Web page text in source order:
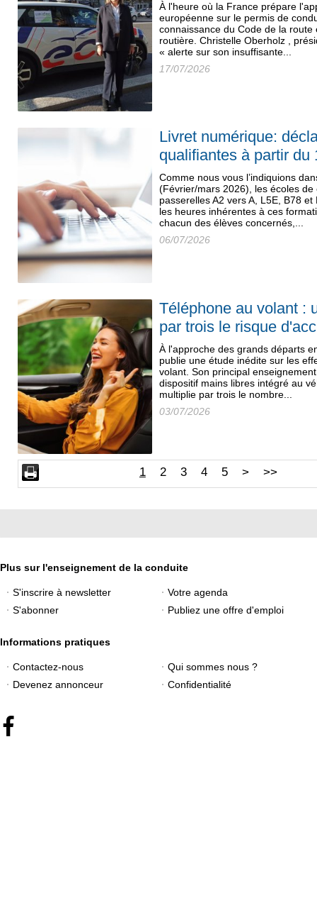
À l'heure où la France prépare
européenne sur le permis de
connaissance du Code de la
routière. Christelle Oberholz ,
« alerte sur son insuffisante...
17/07/2026
Livret numérique:
qualifiantes à partir du
Comme nous vous l’indiquions
(Février/mars 2026), les écoles
passerelles A2 vers A, L5E, B78
les heures inhérentes à ces
chacun des élèves concernés,...
06/07/2026
Téléphone au volant :
par trois le risque
À l'approche des grands départs
publie une étude inédite sur les
volant. Son principal
dispositif mains libres intégré au
multiplie par trois le nombre...
03/07/2026
1 2 3 4 5 > >>
Plus sur l'enseignement de la conduite
S'inscrire à newsletter
Votre agenda
S'abonner
Publiez une offre d'emploi
Informations pratiques
Contactez-nous
Qui sommes nous ?
Devenez annonceur
Confidentialité